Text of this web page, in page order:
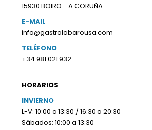
15930 BOIRO - A CORUÑA
E-MAIL
info@gastrolabarousa.com
TELÉFONO
+34 981 021 932
HORARIOS
INVIERNO
L-V: 10:00 a 13:30 / 16:30 a 20:30
Sábados: 10:00 a 13:30